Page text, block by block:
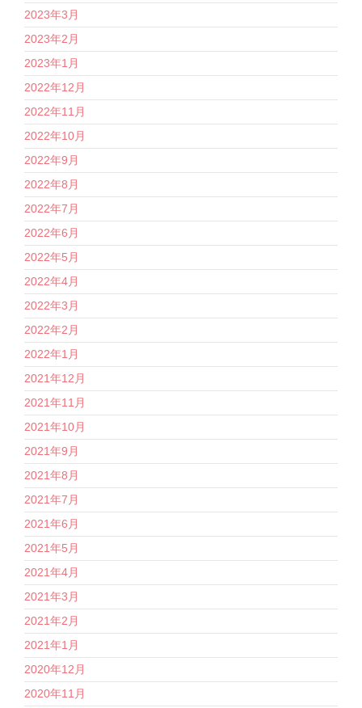
2023年3月
2023年2月
2023年1月
2022年12月
2022年11月
2022年10月
2022年9月
2022年8月
2022年7月
2022年6月
2022年5月
2022年4月
2022年3月
2022年2月
2022年1月
2021年12月
2021年11月
2021年10月
2021年9月
2021年8月
2021年7月
2021年6月
2021年5月
2021年4月
2021年3月
2021年2月
2021年1月
2020年12月
2020年11月